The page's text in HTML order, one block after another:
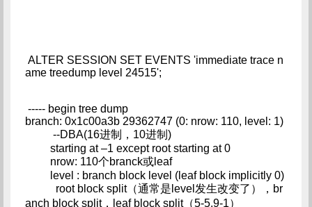
ALTER SESSION SET EVENTS 'immediate trace n
ame treedump level 24515';
----- begin tree dump
branch: 0x1c00a3b 29362747 (0: nrow: 110, level: 1)
--DBA(16进制，10进制)
starting at –1 except root starting at 0
nrow: 110个branck或leaf
level : branch block level (leaf block implicitly 0)
root block split（通常是level发生改变了），br
anch block split，leaf block split（5-5,9-1）